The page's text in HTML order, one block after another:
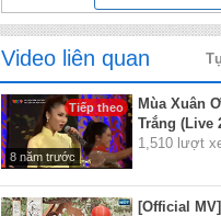
Video liên quan
Tiếp theo
8 năm trước
Mùa Xuân
Trắng (Live
1,510 lượt
[Official